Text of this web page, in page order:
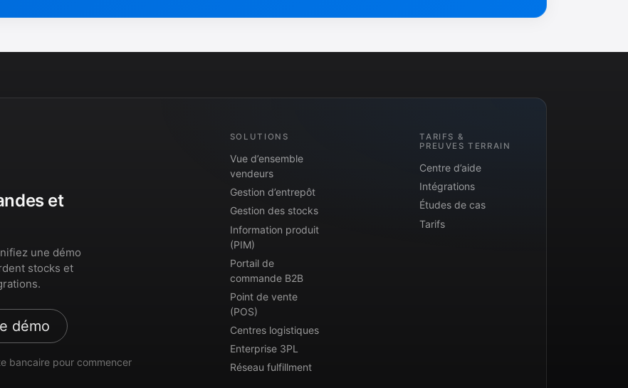
et
une démo
stocks et
démo
bancaire pour commencer
SOLUTIONS
Vue d’ensemble
vendeurs
Gestion d’entrepôt
Gestion des stocks
Information produit
(PIM)
Portail de
commande B2B
Point de vente
(POS)
Centres logistiques
Enterprise 3PL
Réseau fulfillment
TARIFS &
PREUVES TERRAIN
Centre d’aide
Intégrations
Études de cas
Tarifs